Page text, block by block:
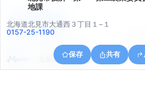
地課
北海道北見市大通西３丁目１−１
0157-25-1190
保存 共有
北海道北見市朝日町
アプリで見る